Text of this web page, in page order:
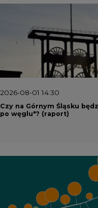
2026-08-01 13:00
Wyszedł ciekawy raport o
klimatu w Europie